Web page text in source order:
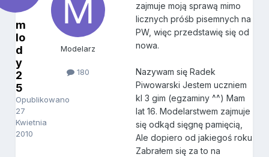
m
lo
d
y
2
5
Opublikowano
27
Kwietnia
2010
Modelarz
180
zajmuje moją sprawą mimo
licznych próśb pisemnych na
PW, więc przedstawię się od
nowa.
Nazywam się Radek
Piwowarski Jestem uczniem
kl 3 gim (egzaminy ^^) Mam
lat 16. Modelarstwem zajmuje
się odkąd sięgnę pamięcią,
Ale dopiero od jakiegoś roku
Zabrałem się za to na